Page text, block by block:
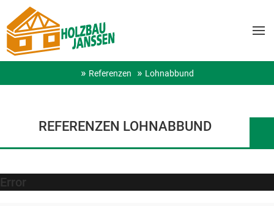
Referenzen Lohnabbund
REFERENZEN LOHNABBUND
Error